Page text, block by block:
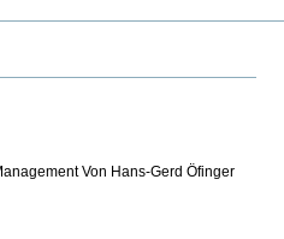
Von Hans-Gerd Öfinger